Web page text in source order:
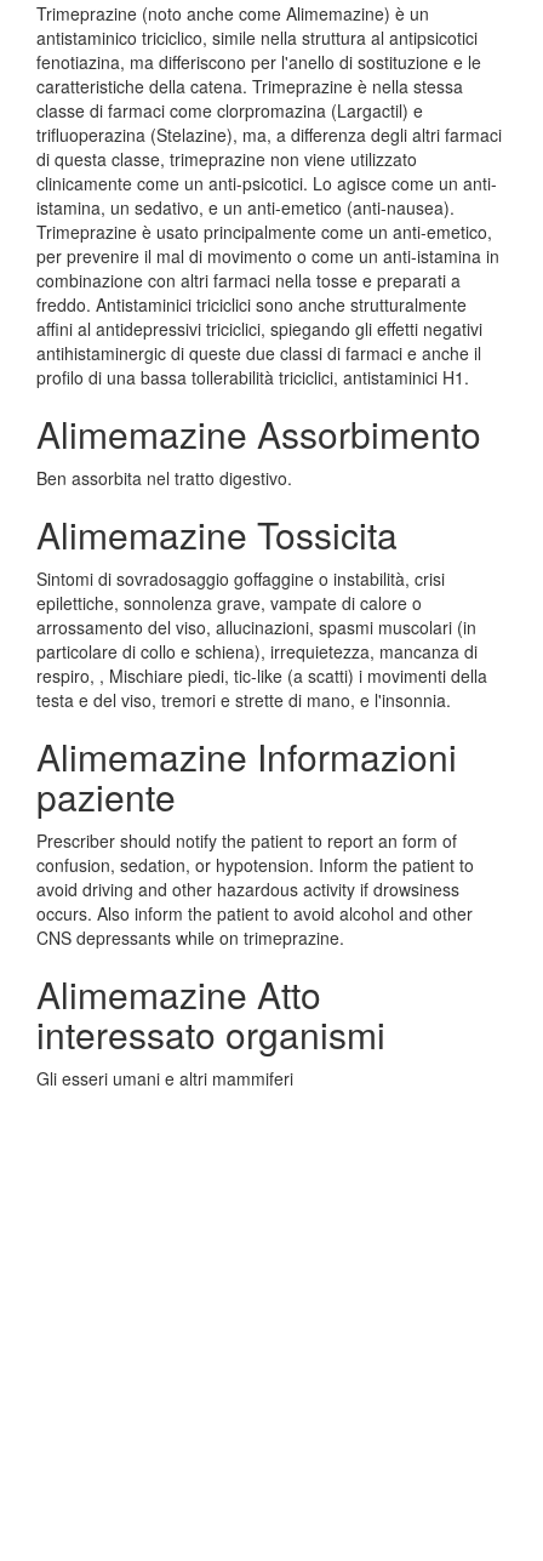
Trimeprazine (noto anche come Alimemazine) è un
antistaminico triciclico, simile nella struttura al antipsicotici
fenotiazina, ma differiscono per l'anello di sostituzione e le
caratteristiche della catena. Trimeprazine è nella stessa
classe di farmaci come clorpromazina (Largactil) e
trifluoperazina (Stelazine), ma, a differenza degli altri farmaci
di questa classe, trimeprazine non viene utilizzato
clinicamente come un anti-psicotici. Lo agisce come un anti-
istamina, un sedativo, e un anti-emetico (anti-nausea).
Trimeprazine è usato principalmente come un anti-emetico,
per prevenire il mal di movimento o come un anti-istamina in
combinazione con altri farmaci nella tosse e preparati a
freddo. Antistaminici triciclici sono anche strutturalmente
affini al antidepressivi triciclici, spiegando gli effetti negativi
antihistaminergic di queste due classi di farmaci e anche il
profilo di una bassa tollerabilità triciclici, antistaminici H1.
Alimemazine Assorbimento
Ben assorbita nel tratto digestivo.
Alimemazine Tossicita
Sintomi di sovradosaggio goffaggine o instabilità, crisi
epilettiche, sonnolenza grave, vampate di calore o
arrossamento del viso, allucinazioni, spasmi muscolari (in
particolare di collo e schiena), irrequietezza, mancanza di
respiro, , Mischiare piedi, tic-like (a scatti) i movimenti della
testa e del viso, tremori e strette di mano, e l'insonnia.
Alimemazine Informazioni
paziente
Prescriber should notify the patient to report an form of
confusion, sedation, or hypotension. Inform the patient to
avoid driving and other hazardous activity if drowsiness
occurs. Also inform the patient to avoid alcohol and other
CNS depressants while on trimeprazine.
Alimemazine Atto
interessato organismi
Gli esseri umani e altri mammiferi